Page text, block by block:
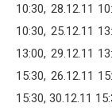
10:30, 28.12.11
10:30, 25.12.11
13:00, 29.12.11
15:30, 26.12.11
15:30, 30.12.11